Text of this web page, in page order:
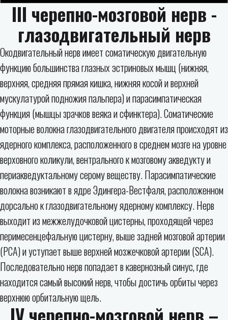
III черепно-мозговой нерв -
глазодвигательный нерв
Окодвигательный нерв имеет соматическую двигательную
функцию большинства глазных эстриновых мышц (нижняя,
верхняя, средняя прямая кишка, нижняя косой и верхней
мускулатурой подножия пальпера) и парасимпатическая
функция (мышцы зрачков веяка и сфинктера). Соматические
моторные волокна глазодвигательного двигателя происходят из
ядерного комплекса, расположенного в среднем мозге на уровне
верховного коликули, вентрального к мозговому акведукту и
периакведуктальному серому веществу. Парасимпатические
волокна возникают в ядре Эдингера-Вестфаля, расположенном
дорсально к глазодвигательному ядерному комплексу. Нерв
выходит из межжелудочковой цистерны, проходящей через
перимесенцефальную цистерну, выше задней мозговой артерии
(PCA) и уступает выше верхней мозжечковой артерии (SCA).
Последовательно нерв попадает в кавернозный синус, где
находится самый высокий нерв, чтобы достичь орбиты через
верхнюю орбитальную щель.